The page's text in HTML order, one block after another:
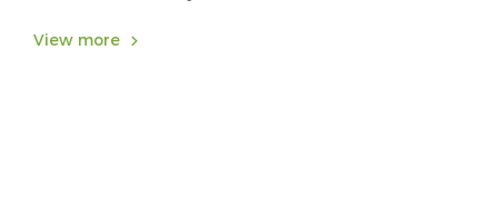
View more